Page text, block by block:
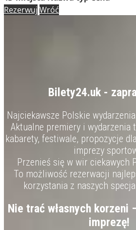
Rezerwuj Wróć
Bilety24.uk -
Najciekawsze Polskie
Aktualne premiery i wydarzenia
kabarety, festiwale, propozycje
imprezy
Przenieś się w wir ciekawych
To możliwość rezerwacji
korzystania z naszych
Nie trać własnych korzeni
imprezę!